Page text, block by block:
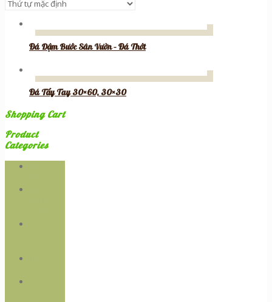
Đá Dậm Bước Sân Vườn – Đá Thớt
Đá Tẩy Tay 30×60, 30×30
Shopping Cart
Product
Categories